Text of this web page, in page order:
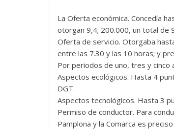
​La Oferta económica. Concedía
otorgan 9,4; 200.000, un total de
Oferta de servicio. Otorgaba
entre las 7.30 y las 10 horas; y
Por periodos de uno, tres y cinco
Aspectos ecológicos. Hasta 4
DGT.
Aspectos tecnológicos. Hasta 3
Permiso de conductor. Para
Pamplona y la Comarca es